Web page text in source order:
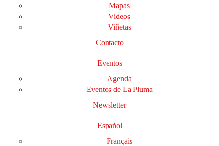
Mapas
Videos
Viñetas
Contacto
Eventos
Agenda
Eventos de La Pluma
Newsletter
Español
Français